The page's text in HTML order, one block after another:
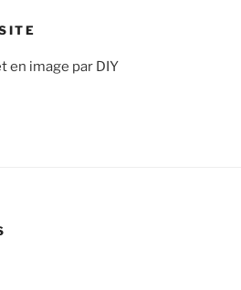
en image par DIY